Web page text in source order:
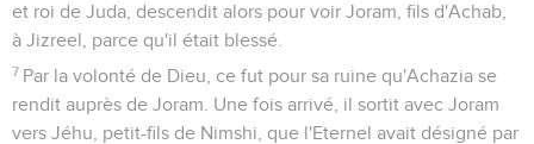
et roi de Juda, descendit alors pour voir Joram, fils d'Achab,
à Jizreel, parce qu'il était blessé.
7 Par la volonté de Dieu, ce fut pour sa ruine qu'Achazia se
rendit auprès de Joram. Une fois arrivé, il sortit avec Joram
vers Jéhu, petit-fils de Nimshi, que l'Eternel avait désigné par